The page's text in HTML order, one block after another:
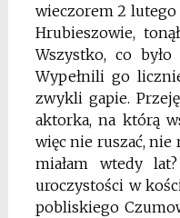
wieczorem 2 lutego
Hrubieszowie,
Wszystko, co
Wypełnili go
zwykli gapie.
aktorka, na którą
więc nie ruszać, nie
miałam wtedy
uroczystości w
pobliskiego